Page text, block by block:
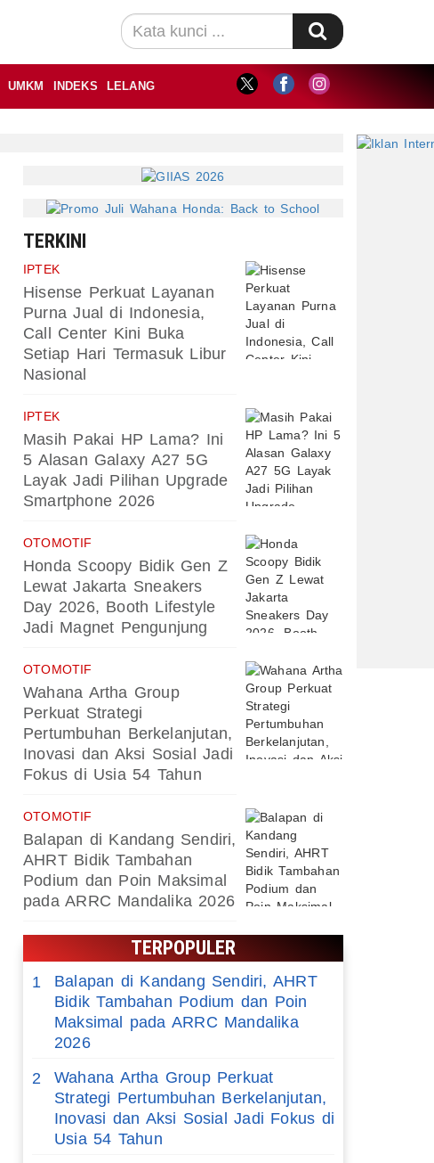
UMKM INDEKS LELANG
TERKINI
IPTEK
Hisense Perkuat Layanan
Purna Jual di Indonesia,
Call Center Kini Buka
Setiap Hari Termasuk Libur
Nasional
IPTEK
Masih Pakai HP Lama? Ini
5 Alasan Galaxy A27 5G
Layak Jadi Pilihan Upgrade
Smartphone 2026
OTOMOTIF
Honda Scoopy Bidik Gen Z
Lewat Jakarta Sneakers
Day 2026, Booth Lifestyle
Jadi Magnet Pengunjung
OTOMOTIF
Wahana Artha Group
Perkuat Strategi
Pertumbuhan Berkelanjutan,
Inovasi dan Aksi Sosial Jadi
Fokus di Usia 54 Tahun
OTOMOTIF
Balapan di Kandang Sendiri,
AHRT Bidik Tambahan
Podium dan Poin Maksimal
pada ARRC Mandalika 2026
TERPOPULER
1
Balapan di Kandang Sendiri, AHRT
Bidik Tambahan Podium dan Poin
Maksimal pada ARRC Mandalika
2026
2
Wahana Artha Group Perkuat
Strategi Pertumbuhan Berkelanjutan,
Inovasi dan Aksi Sosial Jadi Fokus di
Usia 54 Tahun